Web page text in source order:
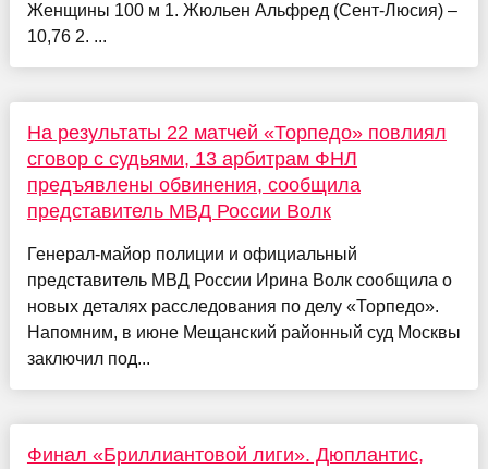
Женщины 100 м 1. Жюльен Альфред (Сент-Люсия) –
10,76 2. ...
На результаты 22 матчей «Торпедо» повлиял
сговор с судьями, 13 арбитрам ФНЛ
предъявлены обвинения, сообщила
представитель МВД России Волк
Генерал-майор полиции и официальный
представитель МВД России Ирина Волк сообщила о
новых деталях расследования по делу «Торпедо».
Напомним, в июне Мещанский районный суд Москвы
заключил под...
Финал «Бриллиантовой лиги». Дюплантис,